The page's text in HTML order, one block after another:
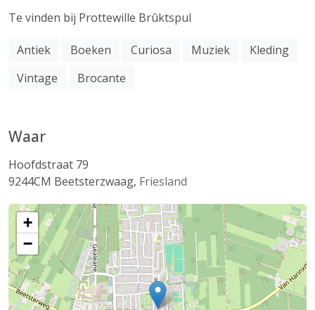
Te vinden bij Prottewille Brûktspul
Antiek Boeken Curiosa Muziek
Kleding
Vintage
Brocante
Waar
Hoofdstraat 79
9244CM Beetsterzwaag, Friesland
+
−